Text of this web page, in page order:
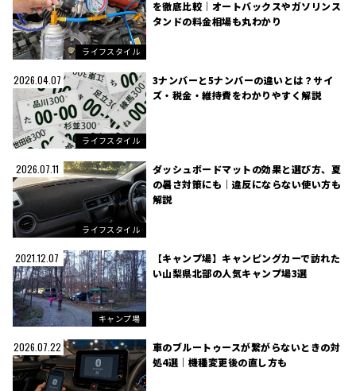
ライフスタイル
を徹底比較｜オートバックスやガソリンス
タンドの料金相場も丸わかり
2026.04.07
ライフスタイル
3ナンバーと5ナンバーの違いとは？サイ
ズ・税金・維持費をわかりやすく解説
2026.07.11
ライフスタイル
ダッシュボードマットの効果と選び方、夏
の暑さ対策にも｜違反にならない使い方も
解説
2021.12.07
キャンプ場
【キャンプ場】キャンピングカーで訪れた
い山梨県北部の人気キャンプ場3選
2026.07.22
車のブルートゥースが繋がらないときの対
処4選｜機種変更後の直し方も